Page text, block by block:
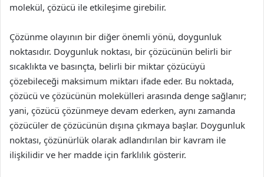
molekül, çözücü ile etkileşime girebilir.
Çözünme olayının bir diğer önemli yönü, doygunluk
noktasıdır. Doygunluk noktası, bir çözücünün belirli bir
sıcaklıkta ve basınçta, belirli bir miktar çözücüyü
çözebileceği maksimum miktarı ifade eder. Bu noktada,
çözücü ve çözücünün molekülleri arasında denge sağlanır;
yani, çözücü çözünmeye devam ederken, aynı zamanda
çözücüler de çözücünün dışına çıkmaya başlar. Doygunluk
noktası, çözünürlük olarak adlandırılan bir kavram ile
ilişkilidir ve her madde için farklılık gösterir.